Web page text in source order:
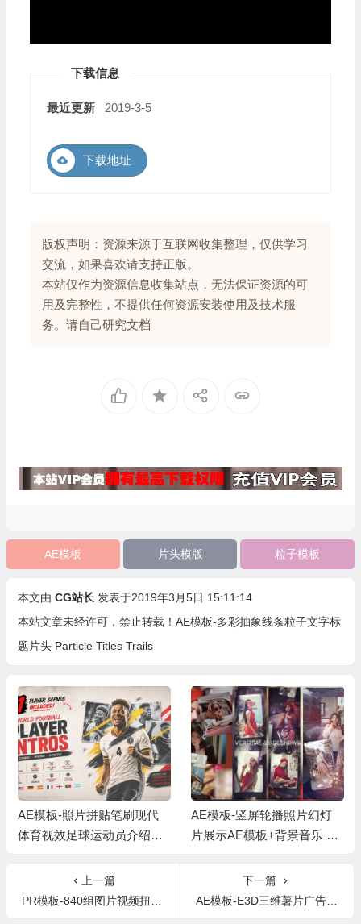
下载信息
最近更新 2019-3-5
下载地址
版权声明：资源来源于互联网收集整理，仅供学习
交流，如果喜欢请支持正版。
本站仅作为资源信息收集站点，无法保证资源的可
用及完整性，不提供任何资源安装使用及技术服
务。请自己研究文档
AE模板 片头模版 粒子模板
本文由 CG站长 发表于2019年3月5日 15:11:14
本站文章未经许可，禁止转载！ AE模板-多彩抽象线条粒子文字标
题片头 Particle Titles Trails
AE模板-照片拼贴笔刷现代
体育视效足球运动员介绍
AE模板-竖屏轮播照片幻灯
片展示AE模板+背景音乐 Ve
上一篇
PR模板-840组图片视频扭曲融合切割光效移动旋转无缝转场
下一篇
AE模板-E3D三维薯片广告产品包装片头动画3D Chips Commercial